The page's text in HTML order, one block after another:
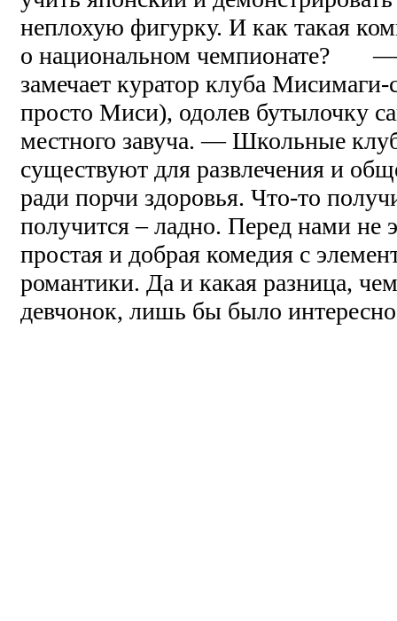
неплохую фигурку. И как такая
о национальном чемпионате? —
замечает куратор клуба Мисимаги-
просто Миси), одолев бутылочку
местного завуча. — Школьные
существуют для развлечения и
ради порчи здоровья. Что-то
получится – ладно. Перед нами не
простая и добрая комедия с
романтики. Да и какая разница,
девчонок, лишь бы было